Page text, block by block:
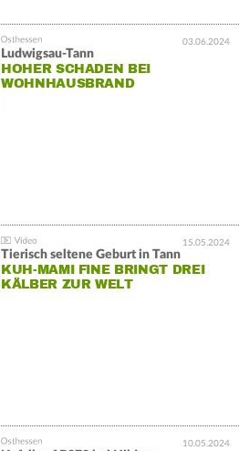
03.06.2024
Ludwigsau-Tann
HOHER SCHADEN BEI
WOHNHAUSBRAND
15.05.2024
Tierisch seltene Geburt in Tann
KUH-MAMI FINE BRINGT DREI
KÄLBER ZUR WELT
10.05.2024